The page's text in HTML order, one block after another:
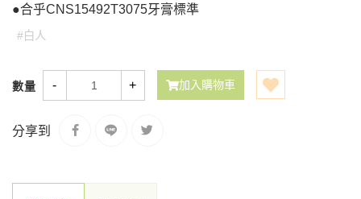
●合乎CNS15492T3075牙膏標準
#白人
數量 - + 加入購物車
分享到